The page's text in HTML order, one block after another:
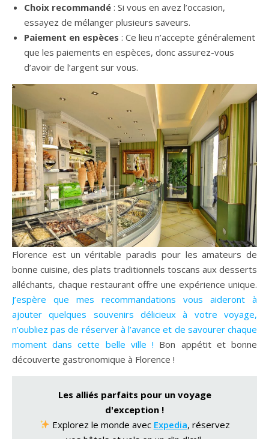
Choix recommandé : Si vous en avez l’occasion,
essayez de mélanger plusieurs saveurs.
Paiement en espèces : Ce lieu n’accepte généralement
que les paiements en espèces, donc assurez-vous
d’avoir de l’argent sur vous.
Florence est un véritable paradis pour les amateurs de
bonne cuisine, des plats traditionnels toscans aux desserts
alléchants, chaque restaurant offre une expérience unique.
J’espère que mes recommandations vous aideront à
ajouter quelques souvenirs délicieux à votre voyage,
n’oubliez pas de réserver à l’avance et de savourer chaque
moment dans cette belle ville ! Bon appétit et bonne
découverte gastronomique à Florence !
Les alliés parfaits pour un voyage
d'exception !
Explorez le monde avec Expedia, réservez